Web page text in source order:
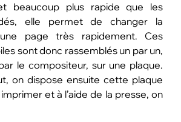
beaucoup plus rapide que les
elle permet de changer la
page très rapidement. Ces
sont donc rassemblés un par un,
le compositeur, sur une plaque.
on dispose ensuite cette plaque
et à l’aide de la presse, on